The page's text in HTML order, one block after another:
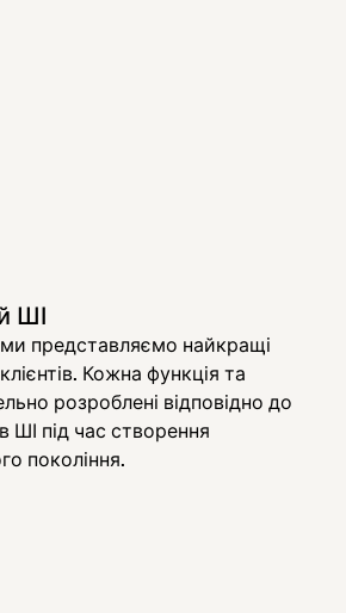
ШІ
представляємо найкращі
Кожна функція та
розроблені відповідно до
ШІ під час створення
покоління.